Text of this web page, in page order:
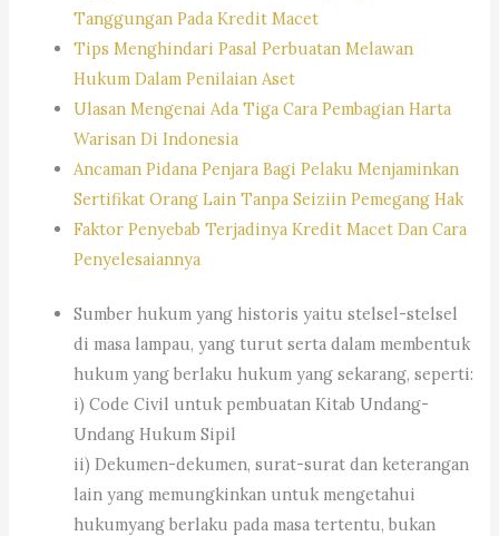
Tanggungan Pada Kredit Macet
Tips Menghindari Pasal Perbuatan Melawan
Hukum Dalam Penilaian Aset
Ulasan Mengenai Ada Tiga Cara Pembagian Harta
Warisan Di Indonesia
Ancaman Pidana Penjara Bagi Pelaku Menjaminkan
Sertifikat Orang Lain Tanpa Seiziin Pemegang Hak
Faktor Penyebab Terjadinya Kredit Macet Dan Cara
Penyelesaiannya
Sumber hukum yang historis yaitu stelsel-stelsel
di masa lampau, yang turut serta dalam membentuk
hukum yang berlaku hukum yang sekarang, seperti:
i) Code Civil untuk pembuatan Kitab Undang-
Undang Hukum Sipil
ii) Dekumen-dekumen, surat-surat dan keterangan
lain yang memungkinkan untuk mengetahui
hukumyang berlaku pada masa tertentu, bukan